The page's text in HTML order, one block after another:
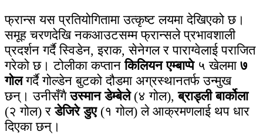
फ्रान्स यस प्रतियोगितामा उत्कृष्ट लयमा देखिएको छ।
समूह चरणदेखि नकआउटसम्म फ्रान्सले प्रभावशाली
प्रदर्शन गर्दै स्विडेन, इराक, सेनेगल र पाराग्वेलाई पराजित
गरेको छ। टोलीका कप्तानकिलियन एम्बाप्पे५ खेलमा ७
गोलगर्दै गोल्डेन बुटको दौडमा अग्रस्थानतर्फ उन्मुख
छन्। उनीसँगैउस्मान डेम्बेले(४ गोल),ब्राड्ली बार्कोला
(२ गोल) रडेजिरे डुए(१ गोल) ले आक्रमणलाई थप धार
दिएका छन्।